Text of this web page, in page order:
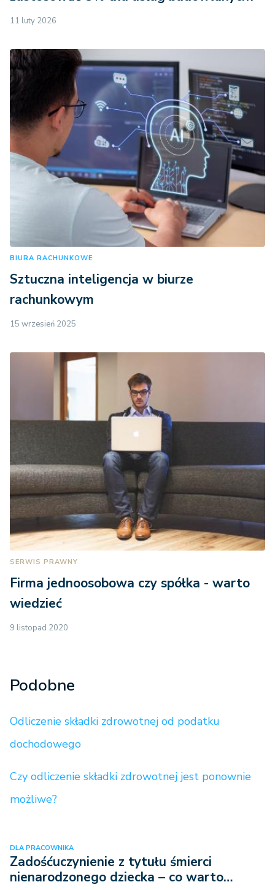
11 luty 2026
BIURA RACHUNKOWE
Sztuczna inteligencja w biurze
rachunkowym
15 wrzesień 2025
SERWIS PRAWNY
Firma jednoosobowa czy spółka - warto
wiedzieć
9 listopad 2020
Podobne
Odliczenie składki zdrowotnej od podatku
dochodowego
Czy odliczenie składki zdrowotnej jest ponownie
możliwe?
DLA PRACOWNIKA
Zadośćuczynienie z tytułu śmierci
nienarodzonego dziecka – co warto…